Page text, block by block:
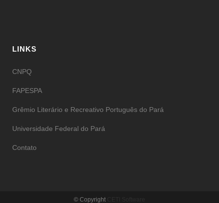
LINKS
CNPQ
FAPESPA
Grêmio Literário e Recreativo Português do Pará
Universidade Federal do Pará
Contato
© Copyright